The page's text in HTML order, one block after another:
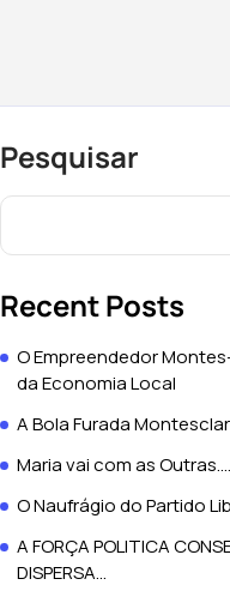
Pesquisar
Recent Posts
O Empreendedor
da Economia Local
A Bola Furada
Maria vai com as
O Naufrágio do Partido
A FORÇA POLITICA
DISPERSA…